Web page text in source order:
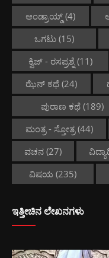
ಆಂಡ್ರಾಯ್ಡ್(4)
ಒಗಟು(15)
ಕ್ವಿಜ್ - ರಸಪ್ರಶ್ನೆ (11)
ಝೆನ್ ಕಥೆ(24)
ಪುರಾಣ ಕಥೆ (189)
ಮಂತ್ರ - ಸ್ತೋತ್ರ(44)
ವಚನ(27)
ವಿಷಯ (235)
ಇತ್ತೀಚಿನ ಲೇಖನಗಳು